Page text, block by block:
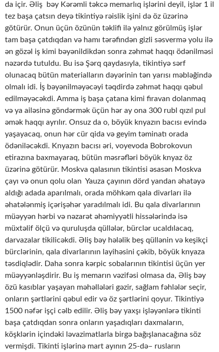
da içir. Əliş bəy Kərəmli təkcə memarlıq işlərini deyil, işlər 1 il
tez başa çatsın deyə tikintiyə rəislik işini də öz üzərinə
götürür. Onun üçün özünün təklifi ilə yalnız görülmüş işlər
tam başa çatdıqdan və hamı tərəfindən gizli səsvermə yolu ilə
ən gözəl iş kimi bəyənildikdən sonra zəhmət haqqı ödənilməsi
nəzərdə tutuldu. Bu isə Şərq qaydasıyla, tikintiyə sərf
olunacaq bütün materialların dəyərinin tən yarısı məbləğində
olmalı idi. İş bəyənilməyəcəyi təqdirdə zəhmət haqqı qəbul
edilməyəcəkdi. Amma iş başa çatana kimi firavan dolanmaq
və ya ailəsinə göndərmək üçün hər ay ona 300 rubl qızıl pul
əmək haqqı ayrılır. Onsuz da o, böyük knyazın bacısı evində
yaşayacaq, onun hər cür qida və geyim təminatı orada
ödəniləcəkdi. Knyazın bacısı əri, voyevoda Bobrokovun
etirazına baxmayaraq, bütün məsrəfləri böyük knyaz öz
üzərinə götürür. Moskva qalasının tikintisi əsasən Moskva
çayı və onun qolu olan Yauza çayının dörd yandan əhatəyə
aldığı adada aparılmalı, orada möhkəm qala divarları ilə
əhatələnmiş içərişəhər yaradılmalı idi. Bu qala divarlarının
müəyyən hərbi və nəzarət əhəmiyyətli hissələrində isə
müxtəlif ölçü və quruluşda qüllələr, bürclər ucaldılacaq,
darvazalar tikilicəkdi. Əliş bəy hələlik beş qüllənin və keşikçi
bürclərinin, qala divarlarının layihəsini çəkib, böyük knyaza
təsdiqlədir. Daha sonra kərpic sobalarının tikintisi üçün yer
müəyyənləşdirir. Bu iş memarın vəzifəsi olmasa da, Əliş bəy
özü kasıblar yaşayan məhəllələri gəzir, sağlam fəhlələr seçir,
onların şərtlərini qəbul edir və öz şərtlərini qoyur. Tikintiyə
1500 nəfər işçi cəlb edilir. Əliş bəy yaxşı işləyənlərə tikinti
başa çatdıqdan sonra onların yaşadıqları daxmaların,
köşklərin içindəki ləvazimatlarla birgə bağışlanacağına söz
vermişdi. Tikinti işlərinə mart ayının 25-də– rusların